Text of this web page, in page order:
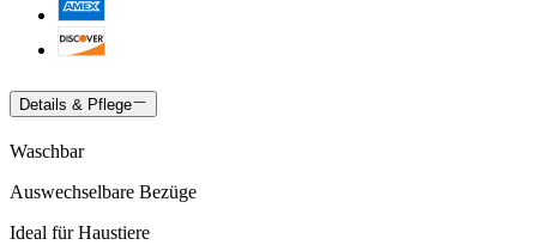
Details & Pflege
Waschbar
Auswechselbare Bezüge
Ideal für Haustiere